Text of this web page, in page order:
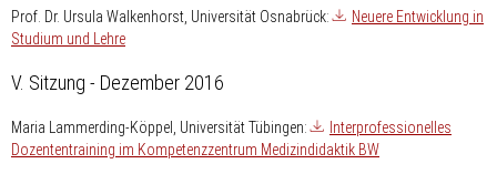
Prof. Dr. Ursula Walkenhorst , Universität Osnabrück:
Neuere Entwicklung in
Studium und Lehre
V. Sitzung - Dezember 2016
Maria Lammerding-Köppel , Universität Tübingen:
Interprofessionelles
Dozententraining im Kompetenzzentrum Medizindidaktik BW